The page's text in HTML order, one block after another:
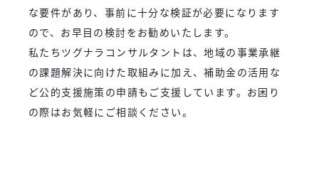
な要件があり、事前に十分な検証が必要になります
ので、お早目の検討をお勧めいたします。
私たちツグナラコンサルタントは、地域の事業承継
の課題解決に向けた取組みに加え、補助金の活用な
ど公的支援施策の申請もご支援しています。お困り
の際はお気軽にご相談ください。